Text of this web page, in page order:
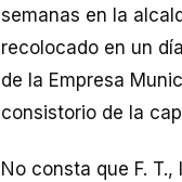
semanas en la
recolocado en un
de la Empresa
consistorio de la
No consta que F.